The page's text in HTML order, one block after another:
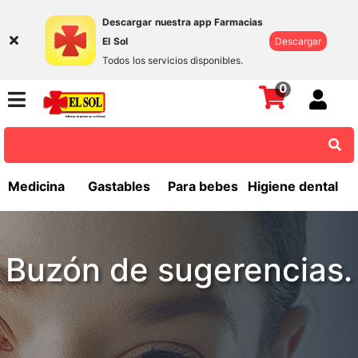
Descargar nuestra app Farmacias
El Sol
Todos los servicios disponibles.
Descargar
0
Medicina Gastables Para bebes Higiene dental
Buzón de sugerencias.